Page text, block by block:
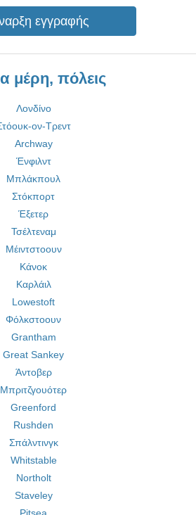
εγγραφής
μέρη, πόλεις
Λονδίνο
ον-Τρεντ
Archway
Ένφιλντ
Μπλάκπουλ
Στόκπορτ
Έξετερ
Τσέλτεναμ
Μέιντστοουν
Κάνοκ
Καρλάιλ
Lowestoft
Φόλκστοουν
Grantham
Great Sankey
Άντοβερ
Μπριτζγουότερ
Greenford
Rushden
Σπάλντινγκ
Whitstable
Northolt
Staveley